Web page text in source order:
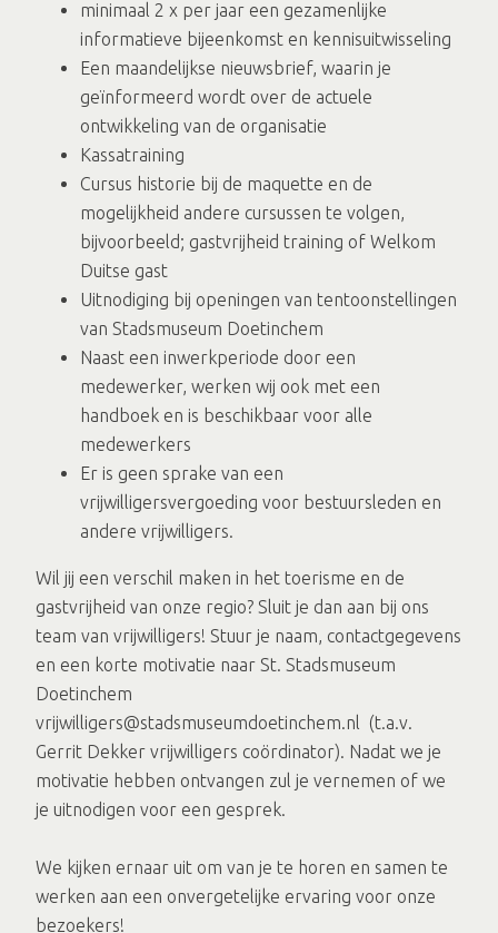
minimaal 2 x per jaar een gezamenlijke
informatieve bijeenkomst en kennisuitwisseling
Een maandelijkse nieuwsbrief, waarin je
geïnformeerd wordt over de actuele
ontwikkeling van de organisatie
Kassatraining
Cursus historie bij de maquette en de
mogelijkheid andere cursussen te volgen,
bijvoorbeeld; gastvrijheid training of Welkom
Duitse gast
Uitnodiging bij openingen van tentoonstellingen
van Stadsmuseum Doetinchem
Naast een inwerkperiode door een
medewerker, werken wij ook met een
handboek en is beschikbaar voor alle
medewerkers
Er is geen sprake van een
vrijwilligersvergoeding voor bestuursleden en
andere vrijwilligers.
Wil jij een verschil maken in het toerisme en de
gastvrijheid van onze regio? Sluit je dan aan bij ons
team van vrijwilligers! Stuur je naam, contactgegevens
en een korte motivatie naar St. Stadsmuseum
Doetinchem
vrijwilligers@stadsmuseumdoetinchem.nl (t.a.v.
Gerrit Dekker vrijwilligers coördinator). Nadat we je
motivatie hebben ontvangen zul je vernemen of we
je uitnodigen voor een gesprek.
We kijken ernaar uit om van je te horen en samen te
werken aan een onvergetelijke ervaring voor onze
bezoekers!